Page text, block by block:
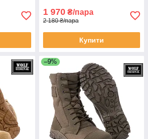
1 970 ₴/пара
2 180 ₴/пара
Купити
–9%